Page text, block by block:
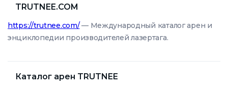
TRUTNEE.COM
https://trutnee.com/— Международный каталог арен и
энциклопедии производителей лазертага.
Каталог арен TRUTNEE